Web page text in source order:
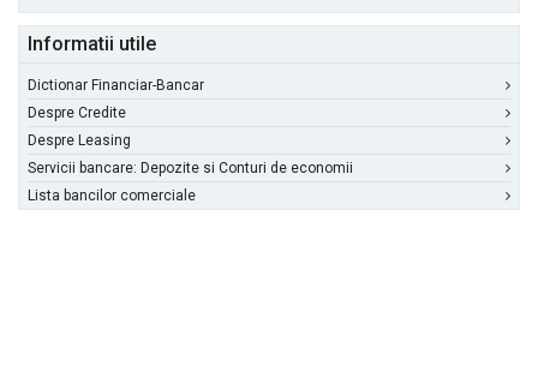
Informatii utile
Dictionar Financiar-Bancar
Despre Credite
Despre Leasing
Servicii bancare: Depozite si Conturi de economii
Lista bancilor comerciale